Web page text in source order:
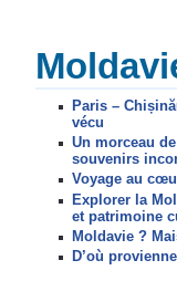
Paris –
vécu
Un morceau
souvenirs
Voyage au
Explorer la
et patrimoine
Moldavie ?
D’où